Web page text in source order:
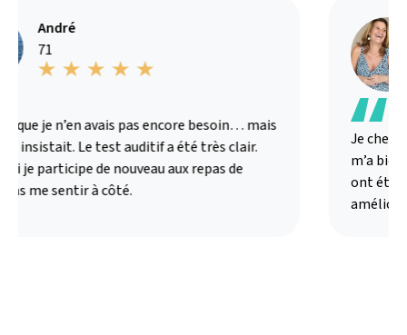
André
71
que je n’en avais pas encore besoin… mais
insistait. Le test auditif a été très clair.
je participe de nouveau aux repas de
me sentir à côté.
Je
m’a
ont été